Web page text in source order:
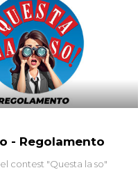
- Regolamento
contest "Questa la so"